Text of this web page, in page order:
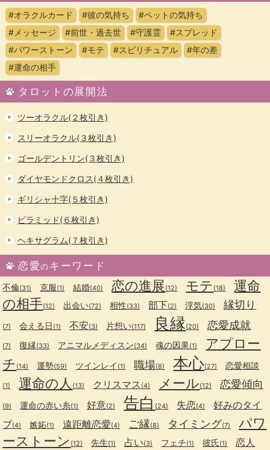
#オラクルカード #彼の気持ち
#ペットの気持ち
#メッセージ
#前世・過去世 #守護霊
#スプレッド
#パワーストーン
#モテ #スピリチュアル
#年の差
#運命の相手
タロットの展開法
ツーオラクル(２枚引き)
スリーオラクル(３枚引き)
ゴールデントリン(３枚引き)
ダイヤモンドクロス(４枚引き)
ギリシャ十字(５枚引き)
ピラミッド(６枚引き)
ヘキサグラム(７枚引き)
恋愛のキーワード
不倫(31) 克服(1) 結婚(40) 恋の進展(12) モテ (18)
運命
の相手(12) 出会い(72) 相性(33) 部下(2) 浮気(30) 縁切り
(7) 会える日 (1) 不安(3) 片想い(117) 良縁(20) 恋愛成就
(7) 復縁(33) アニマルメディスン(34) 魂の因果(1)
アプロー
チ (14) 運勢(59) ツインレイ (1) 職場(8) 本心(27) 恋愛相談
(1) 運命の人 (13) クリスマス (4) メール(12) 恋愛傾向
(9) 運命の赤い糸(1) 好意(2) 告白 (24) 失恋(4)
好みのタイ
プ(4) 嫉妬(1) 遠距離恋愛(4) ご縁(8) タイミング(7)
パワ
ーストーン (12) 先生(1) 占い(3) フェチ(1) 彼氏(1) 恋人